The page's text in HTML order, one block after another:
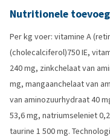
Nutritionele
Per kg voer: vitamine A
(cholecalciferol)750 IE,
240 mg, zinkchelaat van
mg, mangaanchelaat van
van aminozuurhydraat 40
53,6 mg, natriumseleniet
taurine 1 500 mg.